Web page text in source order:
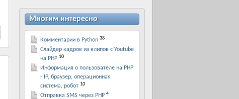
Многим интересно
Комментарии в Python 38
Слайдер кадров из клипов с Youtube
на PHP 10
Информация о пользователе на PHP
- IP, браузер, операционная
система, робот 10
Отправка SMS через PHP 4